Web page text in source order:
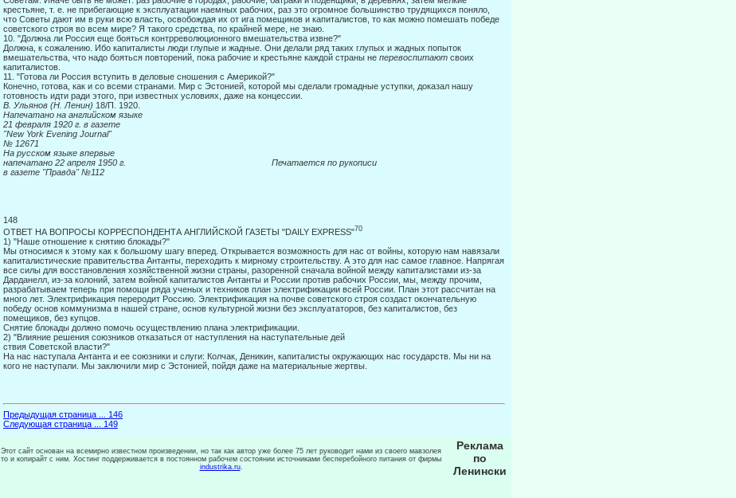
крестьяне, т. е. не прибегающие к эксплуатации наемных рабочих, раз это огромное большинство трудящихся поняло,
что Советы дают им в руки всю власть, освобождая их от ига помещиков и капиталистов, то как можно помешать победе
советского строя во всем мире? Я такого средства, по крайней мере, не знаю.
10. "Должна ли Россия еще бояться контрреволюционного вмешательства извне?"
Должна, к сожалению. Ибо капиталисты люди глупые и жадные. Они делали ряд та­ких глупых и жадных попыток
вмешательства, что надо бояться повторений, пока ра­бочие и крестьяне каждой страны не перевоспитают своих
капиталистов.
11. "Готова ли Россия вступить в деловые сношения с Америкой?"
Конечно, готова, как и со всеми странами. Мир с Эстонией, которой мы сделали громадные уступки, доказал нашу
готовность идти ради этого, при известных условиях, даже на концессии.
В. Ульянов (Н. Ленин) 18/П. 1920.
Напечатано на английском языке
21 февраля 1920 г. в газете
"New York Evening Journal"
№ 12671
На русском языке впервые
напечатано 22 апреля 1950 г. Печатается по рукописи
в газете "Правда" №112
148
ОТВЕТ НА ВОПРОСЫ КОРРЕСПОНДЕНТА АНГЛИЙСКОЙ ГАЗЕТЫ "DAILY EXPRESS"70
1) "Наше отношение к снятию блокады?"
Мы относимся к этому как к большому шагу вперед. Открывается возможность для нас от войны, которую нам навязали
капиталистические правительства Антанты, пере­ходить к мирному строительству. А это для нас самое главное. Напрягая
все силы для восстановления хозяйственной жизни страны, разоренной сначала войной между капи­талистами из-за
Дарданелл, из-за колоний, затем войной капиталистов Антанты и Рос­сии против рабочих России, мы, между прочим,
разрабатываем теперь при помощи ря­да ученых и техников план электрификации всей России. План этот рассчитан на
много лет. Электрификация переродит Россию. Электрификация на почве советского строя создаст окончательную
победу основ коммунизма в нашей стране, основ культурной жизни без эксплуататоров, без капиталистов, без
помещиков, без купцов.
Снятие блокады должно помочь осуществлению плана электрификации.
2) "Влияние решения союзников отказаться от наступления на наступательные дей­
ствия Советской власти?"
На нас наступала Антанта и ее союзники и слуги: Колчак, Деникин, капиталисты ок­ружающих нас государств. Мы ни на
кого не наступали. Мы заключили мир с Эстони­ей, пойдя даже на материальные жертвы.
Предыдущая страница ... 146
Следующая страница ... 149
Этот сайт основан на всемирно известном произведении, но так как автор уже более 75 лет руководит нами из своего мавзолея
то и копирайт с ним. Хостинг поддерживается в постоянном рабочем состоянии источниками бесперебойного питания от фирмы
industrika.ru.
Реклама
по
Ленински